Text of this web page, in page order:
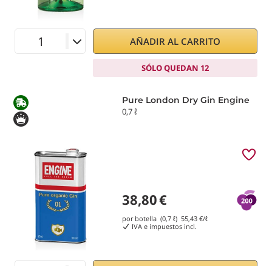
AÑADIR AL CARRITO
SÓLO QUEDAN 12
Pure London Dry Gin Engine
0,7 ℓ
38,80€
por botella (0,7 ℓ) 55,43€/ℓ
IVA e impuestos incl.